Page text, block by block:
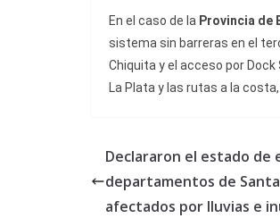
En el caso de la Provincia de
sistema sin barreras en el
Chiquita y el acceso por
La Plata y las rutas a la
Declararon el estado de
departamentos de
afectados por lluvias e